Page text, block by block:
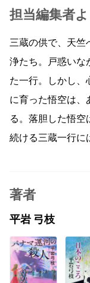
担当編集者よ
三蔵の供で、天竺
浄たち。戸惑いな
た一行。しかし、
に育った悟空は、
る。落胆した悟空
続ける三蔵一行に
著者
平岩 弓枝